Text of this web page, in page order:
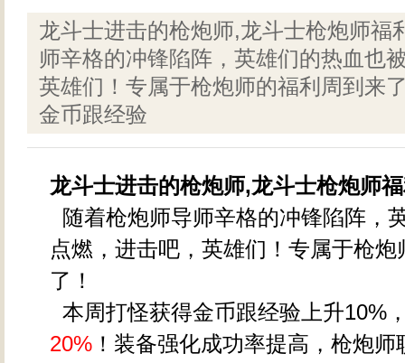
龙斗士进击的枪炮师,龙斗士枪炮师福
师辛格的冲锋陷阵，英雄们的热血也
英雄们！专属于枪炮师的福利周到来
金币跟经验
龙斗士进击的枪炮师,龙斗士枪炮师
随着枪炮师导师辛格的冲锋陷阵，
点燃，进击吧，英雄们！专属于枪
了！
本周打怪获得金币跟经验上升10%
20% ！装备强化成功率提高，枪炮师